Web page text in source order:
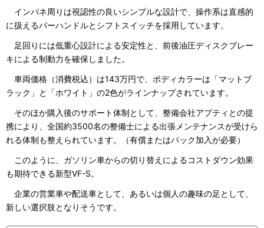
インパネ周りは視認性の良いシンプルな設計で、操作系は直感的
に扱えるバーハンドルとシフトスイッチを採用しています。
足回りには低重心設計による安定性と、前後油圧ディスクブレー
キによる制動力を確保しました。
車両価格（消費税込）は143万円で、ボディカラーは「マットブ
ラック」と「ホワイト」の2色がラインナップされています。
そのほか購入後のサポート体制として、整備会社アプティとの提
携により、全国約3500名の整備士による出張メンテナンスが受けら
れる体制も整えられています。（有償またはパック加入が必要）
このように、ガソリン車からの切り替えによるコストダウン効果
も期待できる新型VF-S。
企業の営業車や配送車として、あるいは個人の趣味の足として、
新しい選択肢となりそうです。